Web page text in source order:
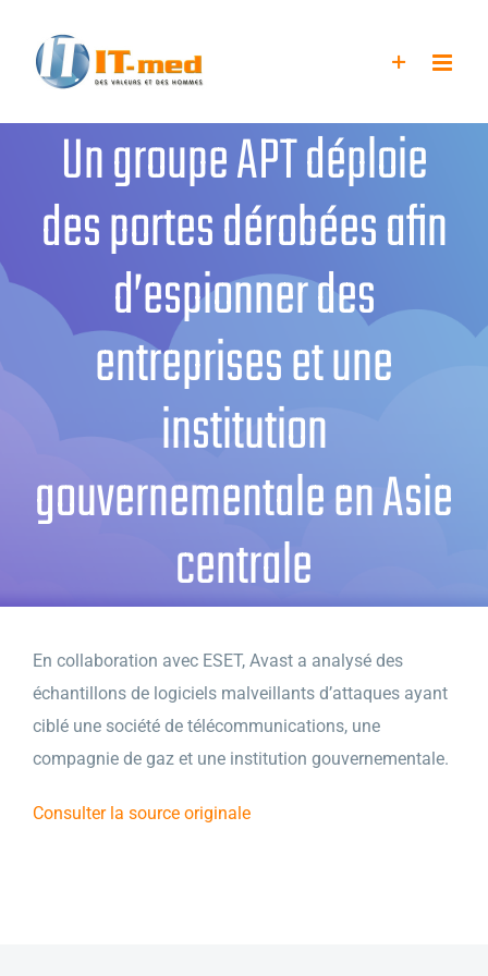
contenu
Un groupe APT déploie
des portes dérobées afin
d’espionner des
entreprises et une
institution
gouvernementale en Asie
centrale
En collaboration avec ESET, Avast a analysé des
échantillons de logiciels malveillants d’attaques ayant
ciblé une société de télécommunications, une
compagnie de gaz et une institution gouvernementale.
Consulter la source originale